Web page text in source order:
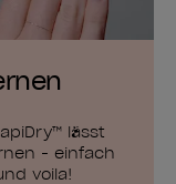
lässt
- einfach
voila!